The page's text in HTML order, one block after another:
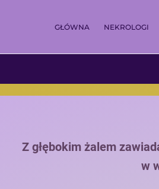
GŁÓWNA NEKROLOGI
Z głębokim żalem
w